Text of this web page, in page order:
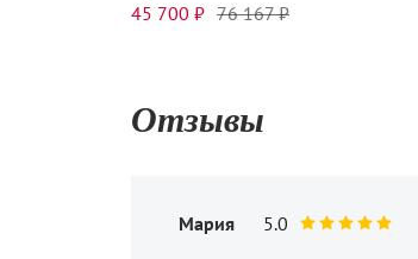
45 700 ₽ 76 167 ₽
Отзывы
Мария 5.0